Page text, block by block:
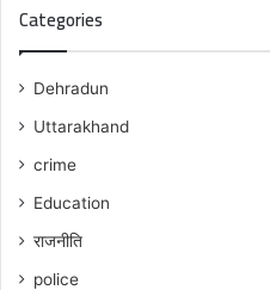
Categories
Dehradun
Uttarakhand
crime
Education
राजनीति
police